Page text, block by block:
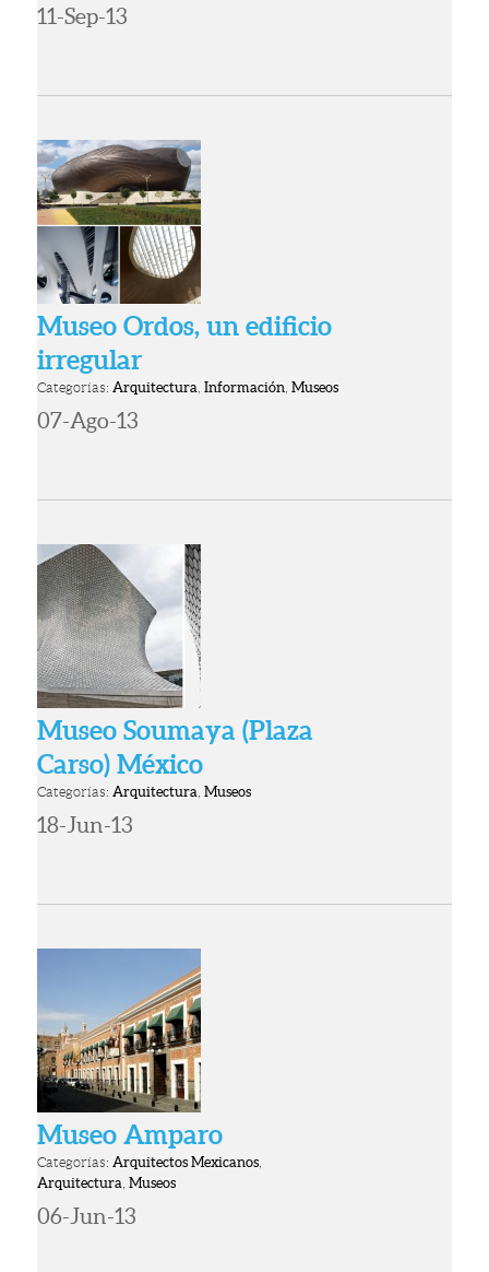
11-Sep-13
Museo Ordos, un edificio
irregular
Categorías: Arquitectura ,Información ,Museos
07-Ago-13
Museo Soumaya (Plaza
Carso) México
Categorías:Arquitectura,Museos
18-Jun-13
Museo Amparo
Categorías:Arquitectos Mexicanos,
Arquitectura,Museos
06-Jun-13